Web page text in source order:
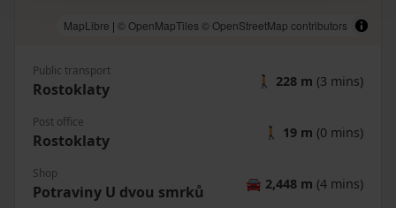
MapLibre | © OpenMapTiles © OpenStreetMap contributors
Public transport
Rostoklaty 🚶 228 m (3 mins)
Post office
Rostoklaty 🚶 19 m (0 mins)
Shop
Potraviny U dvou smrků 🚘 2,448 m (4 mins)